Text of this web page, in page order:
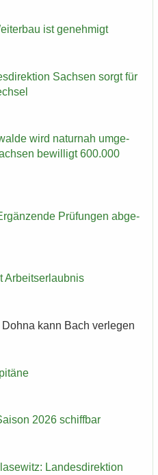
ist ge­neh­migt
Sach­sen sorgt für
wird na­tur­nah um­ge­
be­wil­ligt 600.000
Prü­fun­gen ab­ge­
Ar­beits­er­laub­nis
kann Bach ver­le­gen
2026 schiff­bar
Lan­des­di­rek­ti­on